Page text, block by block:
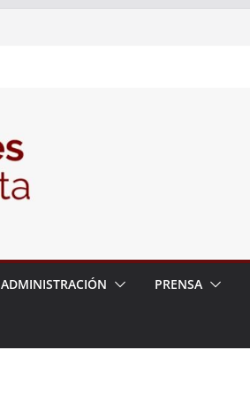
ADMINISTRACIÓN PRENSA